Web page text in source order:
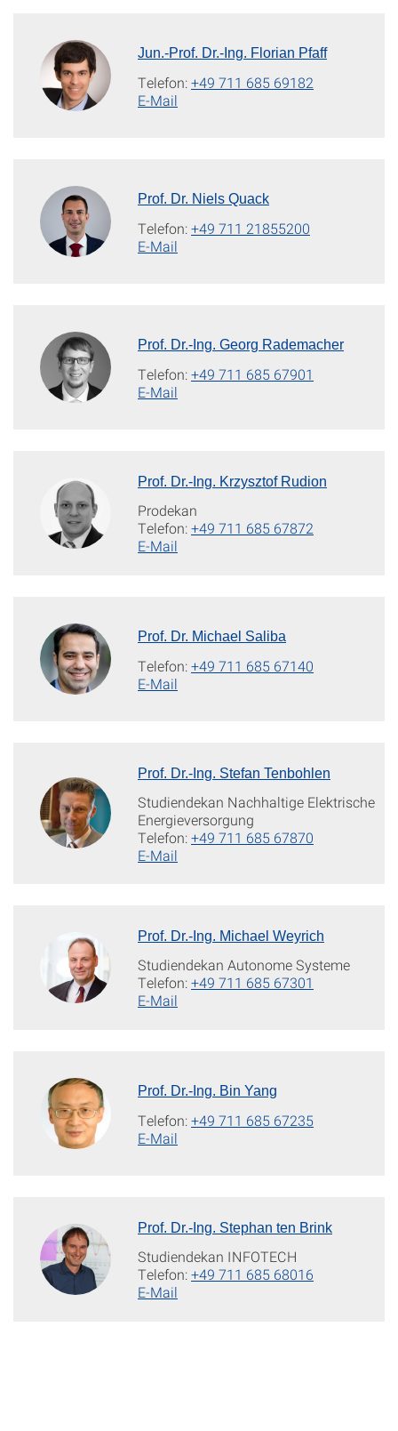
Jun.-Prof. Dr.-Ing. Florian Pfaff
Telefon:+49 711 685 69182
E-Mail
Prof. Dr. Niels Quack
Telefon:+49 711 21855200
E-Mail
Prof. Dr.-Ing. Georg Rademacher
Telefon:+49 711 685 67901
E-Mail
Prof. Dr.-Ing. Krzysztof Rudion
Prodekan
Telefon:+49 711 685 67872
E-Mail
Prof. Dr. Michael Saliba
Telefon:+49 711 685 67140
E-Mail
Prof. Dr.-Ing. Stefan Tenbohlen
Studiendekan Nachhaltige Elektrische
Energieversorgung
Telefon:+49 711 685 67870
E-Mail
Prof. Dr.-Ing. Michael Weyrich
Studiendekan Autonome Systeme
Telefon:+49 711 685 67301
E-Mail
Prof. Dr.-Ing. Bin Yang
Telefon:+49 711 685 67235
E-Mail
Prof. Dr.-Ing. Stephan ten Brink
Studiendekan INFOTECH
Telefon:+49 711 685 68016
E-Mail